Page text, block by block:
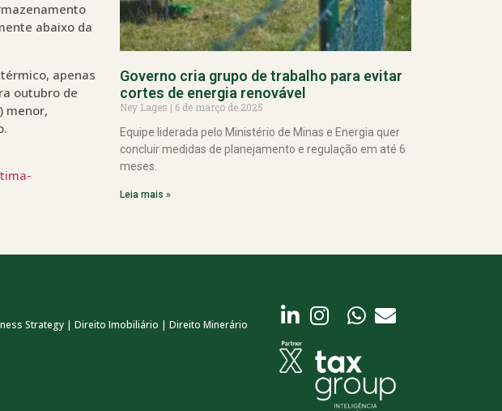
abaixo da
apenas
outubro de
menor,
Governo cria grupo de trabalho para evitar
cortes de energia renovável
Ney Lages
6 de março de 2025
Equipe liderada pelo Ministério de Minas e Energia quer
concluir medidas de planejamento e regulação em até 6
meses.
Leia mais »
Strategy | Direito Imobiliário | Direito Minerário